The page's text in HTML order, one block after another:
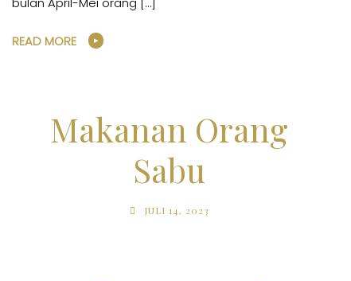
READ MORE
Makanan Orang
Sabu
JULI 14, 2023